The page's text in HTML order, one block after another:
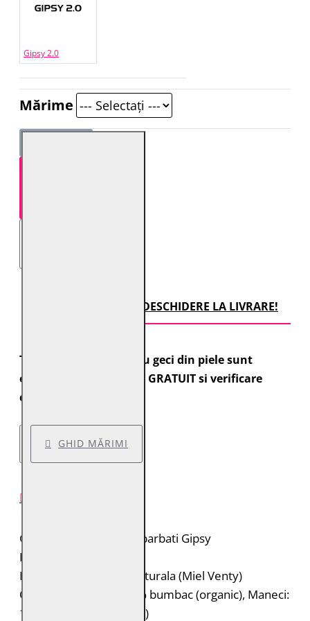
Gipsy 2.0
Mărime
TRANSPORT CU DESCHIDERE LA LIVRARE!
Toate comenzile pentru geci din piele sunt
expediate cu transport GRATUIT si verificare
colet.
GHID MĂRIMI
Geaca de piele pentru barbati Gipsy
Brand: Gipsy 2.0
Material: 100% piele naturala (Miel Venty)
Captuseala: Corp: 100% bumbac (organic), Maneci:
100% poliester (reciclat)